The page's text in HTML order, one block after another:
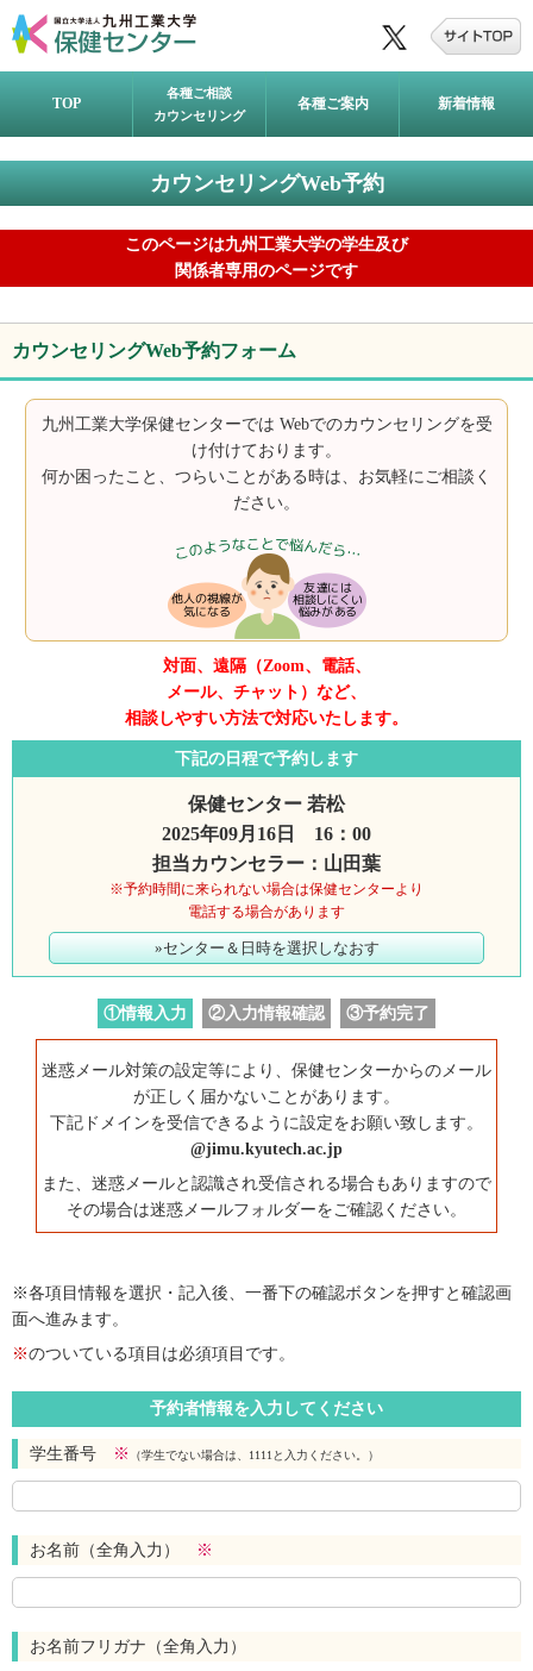
TOP
各種ご相談
カウンセリング
各種ご案内 新着情報
カウンセリングWeb予約
このページは九州工業大学の学生及び
関係者専用のページです
カウンセリングWeb予約フォーム
九州工業大学保健センターでは Webでのカウンセリングを受
け付けております。
何か困ったこと、つらいことがある時は、お気軽にご相談く
ださい。
対面、遠隔（Zoom、電話、
メール、チャット）など、
相談しやすい方法で対応いたします。
下記の日程で予約します
保健センター 若松
2025年09月16日 16：00
担当カウンセラー：山田葉
※予約時間に来られない場合は保健センターより
電話する場合があります
»センター＆日時を選択しなおす
①情報入力 ②入力情報確認 ③予約完了
迷惑メール対策の設定等により、保健センターからのメール
が正しく届かないことがあります。
下記ドメインを受信できるように設定をお願い致します。
@jimu.kyutech.ac.jp
また、迷惑メールと認識され受信される場合もありますので
その場合は迷惑メールフォルダーをご確認ください。
※各項目情報を選択・記入後、一番下の確認ボタンを押すと確認画
面へ進みます。
※のついている項目は必須項目です。
予約者情報を入力してください
学生番号 ※ （学生でない場合は、1111と入力ください。）
お名前（全角入力） ※
お名前フリガナ（全角入力）